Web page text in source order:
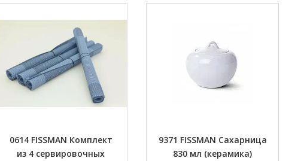
0614 FISSMAN Комплект
из 4 сервировочных
9371 FISSMAN Сахарница
830 мл (керамика)